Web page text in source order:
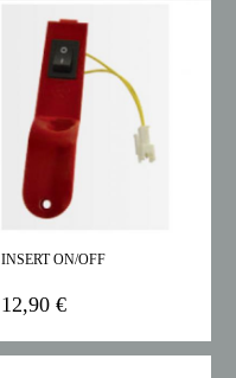
INSERT ON/OFF
12,90 €